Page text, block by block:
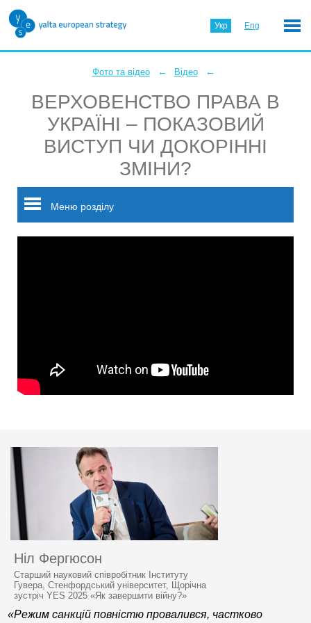
Укр Eng
Фото та відео ← Відео ←
ВЕРХОВЕНСТВО ПРАВА В
УКРАЇНІ – ПОКАЗОВИЙ
ВИСТУП ЧИ ДОКОРІННІ
ЗМІНИ?
Меню розділу
Ніл Фергюсон
Старший науковий співробітник Інституту
Гувера, Стенфордський університет, Щорічна
зустріч YES 2025 «Як завершити війну?»
«Режим санкцій повністю провалився, частково